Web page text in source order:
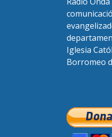
Iglesia
Borromeo